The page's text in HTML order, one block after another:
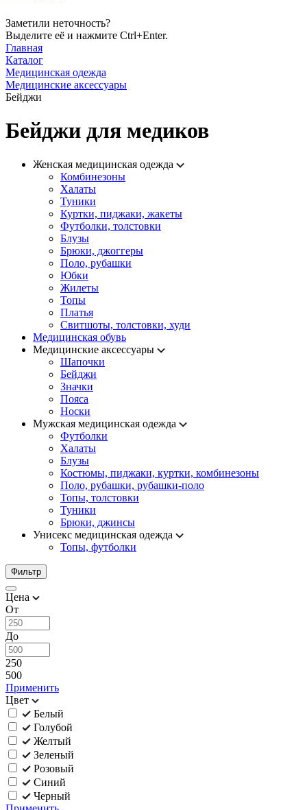
Заметили неточность?
Выделите её и нажмите Ctrl+Enter.
Главная
Каталог
Медицинская одежда
Медицинские аксессуары
Бейджи
Бейджи для медиков
Женская медицинская одежда
Комбинезоны
Халаты
Туники
Куртки, пиджаки, жакеты
Футболки, толстовки
Блузы
Брюки, джоггеры
Поло, рубашки
Юбки
Жилеты
Топы
Платья
Свитшоты, толстовки, худи
Медицинская обувь
Медицинские аксессуары
Шапочки
Бейджи
Значки
Пояса
Носки
Мужская медицинская одежда
Футболки
Халаты
Блузы
Костюмы, пиджаки, куртки, комбинезоны
Поло, рубашки, рубашки-поло
Топы, толстовки
Туники
Брюки, джинсы
Унисекс медицинская одежда
Топы, футболки
Фильтр
Цена
От
До
250
500
Применить
Цвет
Белый
Голубой
Желтый
Зеленый
Розовый
Синий
Черный